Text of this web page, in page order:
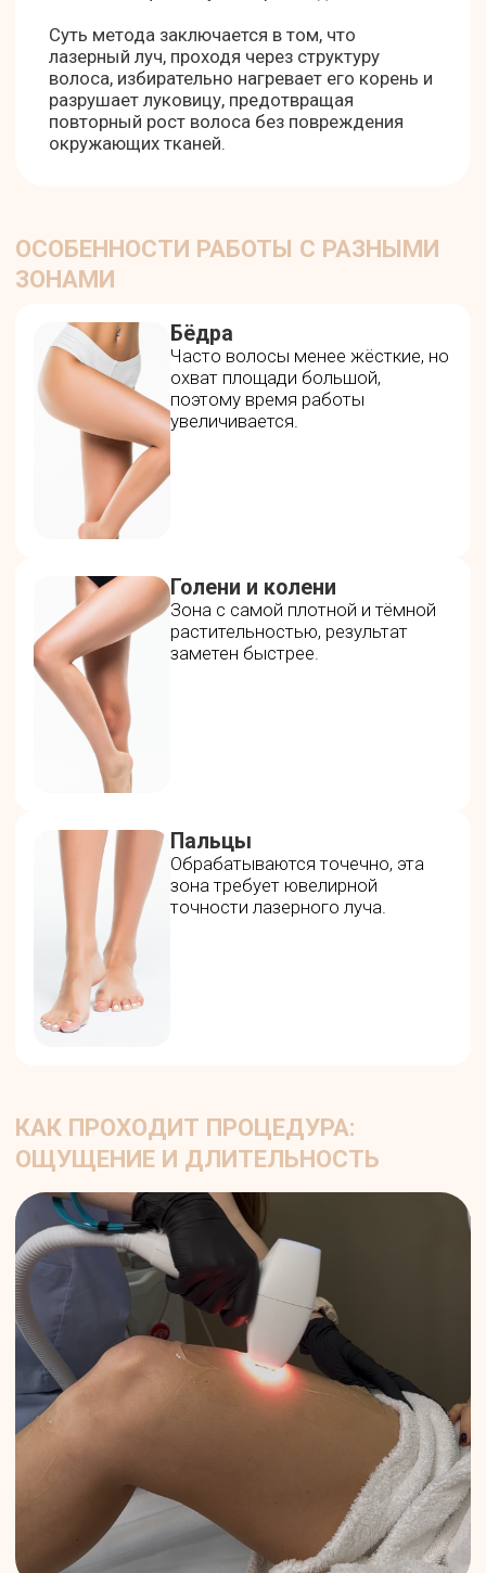
КАК ПРОХОДИТ ПРОЦЕДУРА:
Процедура отличается высоким уровнем
комфорта — современные системы охлаждения
сводят ощущения к лёгкому теплу; как правило,
анестезия не требуется, даже при работе на
Diolaze XL одинаково эффективна для голеней с
густыми и жёсткими волосами, для зоны бедер,
где находятся волоски с более мягкой
структурой, а также для точечных областей —
коленей и пальцев, где требуется деликатное и
безопасное воздействие.
Процедура обычно не требует анестезии:
современные системы охлаждения делают
ощущения максимально комфортными,
большинство клиентов описывают их как
лёгкое покалывание или тепло.
Длительность сеанса зависит от площади
обработки: обычно эпиляция ног занимает 20–
40 минут. Уже после первой процедуры
примерно через 1–2 недели наблюдается
кожа становится максимально гладкой, а
эффект сохраняется на месяцы и даже годы*.
* Длительность эффекта зависит от
индивидуальных особенностей кожи, типа
волос и соблюдения рекомендаций
специалиста.